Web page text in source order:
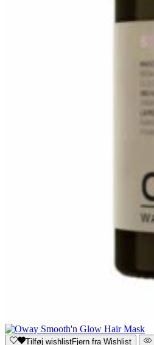
Tilføj wishlistFjern fra Wishlist